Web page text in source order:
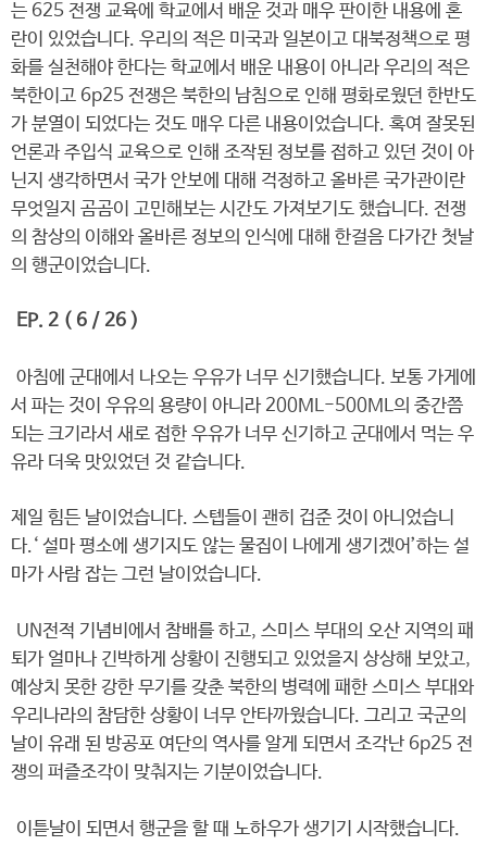
는 625 전쟁 교육에 학교에서 배운 것과 매우 판이한 내용에 혼
란이 있었습니다. 우리의 적은 미국과 일본이고 대북정책으로 평
화를 실천해야 한다는 학교에서 배운 내용이 아니라 우리의 적은
북한이고 6p25 전쟁은 북한의 남침으로 인해 평화로웠던 한반도
가 분열이 되었다는 것도 매우 다른 내용이었습니다. 혹여 잘못된
언론과 주입식 교육으로 인해 조작된 정보를 접하고 있던 것이 아
닌지 생각하면서 국가 안보에 대해 걱정하고 올바른 국가관이란
무엇일지 곰곰이 고민해보는 시간도 가져보기도 했습니다. 전쟁
의 참상의 이해와 올바른 정보의 인식에 대해 한걸음 다가간 첫날
의 행군이었습니다.
EP. 2 ( 6 / 26 )
아침에 군대에서 나오는 우유가 너무 신기했습니다. 보통 가게에
서 파는 것이 우유의 용량이 아니라 200ML-500ML의 중간쯤
되는 크기라서 새로 접한 우유가 너무 신기하고 군대에서 먹는 우
유라 더욱 맛있었던 것 같습니다.
제일 힘든 날이었습니다. 스텝들이 괜히 겁준 것이 아니었습니
다.‘ 설마 평소에 생기지도 않는 물집이 나에게 생기겠어’하는 설
마가 사람 잡는 그런 날이었습니다.
UN전적 기념비에서 참배를 하고, 스미스 부대의 오산 지역의 패
퇴가 얼마나 긴박하게 상황이 진행되고 있었을지 상상해 보았고,
예상치 못한 강한 무기를 갖춘 북한의 병력에 패한 스미스 부대와
우리나라의 참담한 상황이 너무 안타까웠습니다. 그리고 국군의
날이 유래 된 방공포 여단의 역사를 알게 되면서 조각난 6p25 전
쟁의 퍼즐조각이 맞춰지는 기분이었습니다.
이튿날이 되면서 행군을 할 때 노하우가 생기기 시작했습니다.